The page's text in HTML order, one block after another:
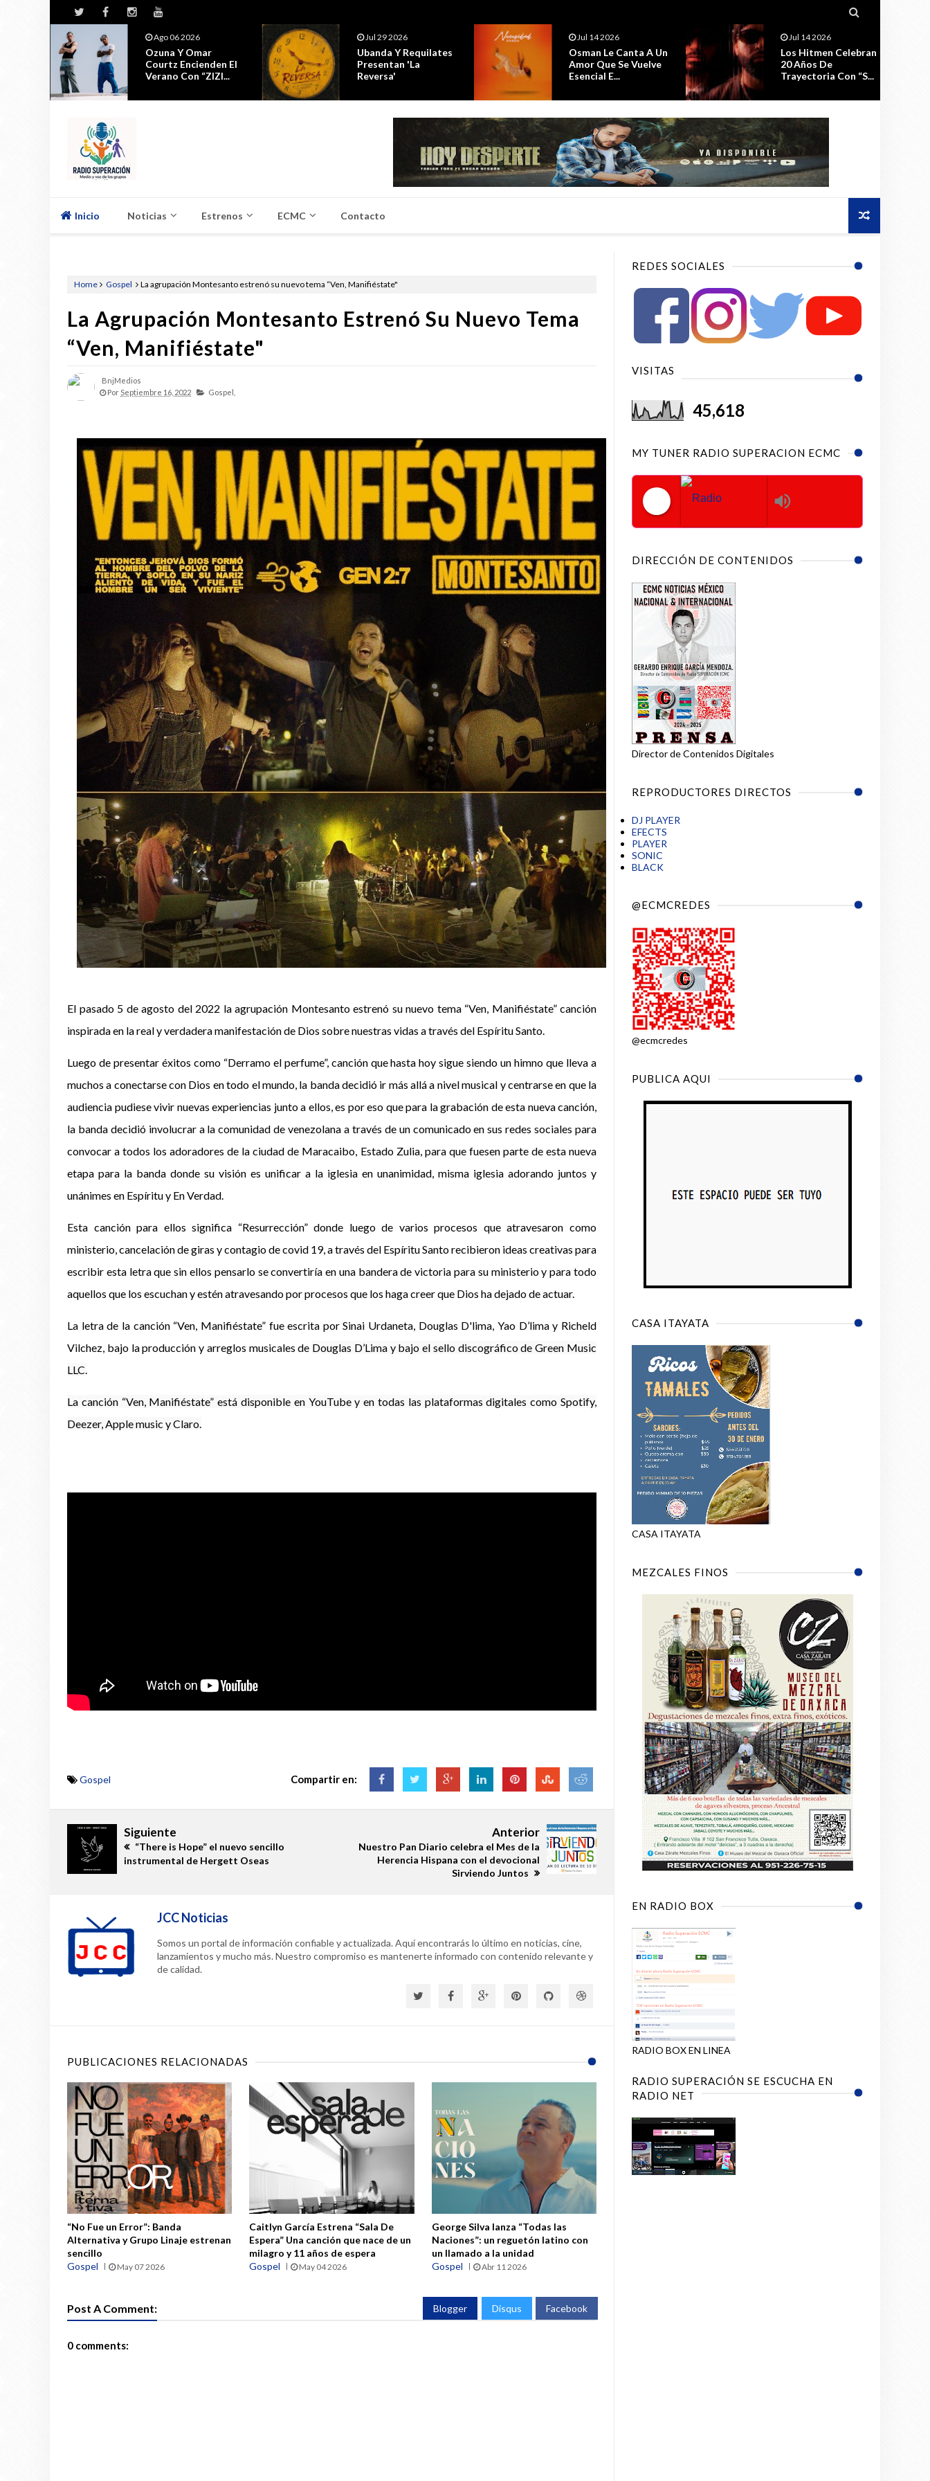

Jul 29 2026
Ubanda Y Requilates
Presentan 'La
Reversa'
Jul 14 2026
Osman Le Canta A Un
Amor Que Se Vuelve
Esencial E...
Jul 14 2026
Los Hitmen Celebran
20 Años De
Trayectoria Con “S...
Jul 11 2026
La Celebración Por El
Estreno De ESPIRAL,
Seguirá ...
Inicio Noticias Estrenos ECMC Contacto
Home Gospel La agrupación Montesanto estrenó su nuevo tema “Ven, Manifiéstate"
La Agrupación Montesanto Estrenó Su Nuevo Tema
“Ven, Manifiéstate"
BnjMedios
Por Septiembre 16, 2022 Gospel,
El pasado 5 de agosto del 2022 la agrupación Montesanto estrenó su nuevo tema “Ven, Manifiéstate” canción
inspirada en la real y verdadera manifestación de Dios sobre nuestras vidas a través del Espíritu Santo.
Luego de presentar éxitos como “Derramo el perfume”, canción que hasta hoy sigue siendo un himno que lleva a
muchos a conectarse con Dios en todo el mundo, la banda decidió ir más allá a nivel musical y centrarse en que la
audiencia pudiese vivir nuevas experiencias junto a ellos, es por eso que para la grabación de esta nueva canción,
la banda decidió involucrar a la comunidad de venezolana a través de un comunicado en sus redes sociales para
convocar a todos los adoradores de la ciudad de Maracaibo, Estado Zulia, para que fuesen parte de esta nueva
etapa para la banda donde su visión es unificar a la iglesia en unanimidad, misma iglesia adorando juntos y
unánimes en Espíritu y En Verdad.
Esta canción para ellos significa “Resurrección” donde luego de varios procesos que atravesaron como
ministerio, cancelación de giras y contagio de covid 19, a través del Espíritu Santo recibieron ideas creativas para
escribir esta letra que sin ellos pensarlo se convertiría en una bandera de victoria para su ministerio y para todo
aquellos que los escuchan y estén atravesando por procesos que los haga creer que Dios ha dejado de actuar.
La letra de la canción “Ven, Manifiéstate” fue escrita por Sinai Urdaneta, Douglas D'lima, Yao D’lima y Richeld
Vilchez, bajo la producción y arreglos musicales de Douglas D’Lima y bajo el sello discográfico de Green Music
LLC.
La canción “Ven, Manifiéstate” está disponible en YouTube y en todas las plataformas digitales como Spotify,
Deezer, Apple music y Claro.
Gospel Compartir en:
Siguiente
“There is Hope” el nuevo sencillo
instrumental de Hergett Oseas
Anterior
Nuestro Pan Diario celebra el Mes de la
Herencia Hispana con el devocional
Sirviendo Juntos
JCC Noticias
Somos un portal de información confiable y actualizada. Aquí encontrarás lo último en noticias, cine,
lanzamientos y mucho más. Nuestro compromiso es mantenerte informado con contenido relevante y
de calidad.
PUBLICACIONES RELACIONADAS
“No Fue un Error”: Banda
Alternativa y Grupo Linaje estrenan
sencillo
Gospel
May 07 2026
Caitlyn García Estrena “Sala De
Espera” Una canción que nace de un
milagro y 11 años de espera
Gospel
May 04 2026
George Silva lanza “Todas las
Naciones”: un reguetón latino con
un llamado a la unidad
Gospel
Abr 11 2026
Post A Comment: Blogger Disqus Facebook
0 comments:
REDES SOCIALES
VISITAS
45,618
MY TUNER RADIO SUPERACION ECMC
DIRECCIÓN DE CONTENIDOS
Director de Contenidos Digitales
REPRODUCTORES DIRECTOS
DJ PLAYER
EFECTS
PLAYER
SONIC
BLACK
@ECMCREDES
@ecmcredes
PUBLICA AQUI
CASA ITAYATA
CASA ITAYATA
MEZCALES FINOS
EN RADIO BOX
RADIO BOX EN LINEA
RADIO SUPERACIÓN SE ESCUCHA EN
RADIO NET